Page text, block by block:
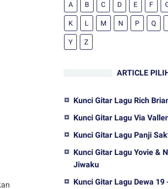
A B C D E F
K L M N P Q
Y Z
ARTICLE
Kunci Gitar Lagu Rich
Kunci Gitar Lagu Via
Kunci Gitar Lagu Panji
Kunci Gitar Lagu Yovie &
Jiwaku
Kunci Gitar Lagu Dewa 19